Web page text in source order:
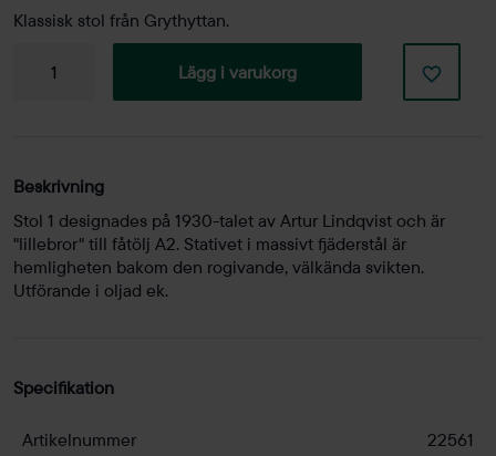
Klassisk stol från Grythyttan.
Lägg i varukorg
Beskrivning
Stol 1 designades på 1930-talet av Artur Lindqvist och är
"lillebror" till fåtölj A2. Stativet i massivt fjäderstål är
hemligheten bakom den rogivande, välkända svikten.
Utförande i oljad ek.
Specifikation
Artikelnummer
22561